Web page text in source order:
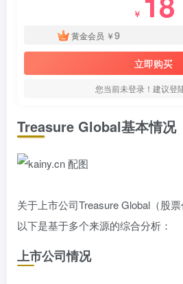
￥
黄金会员 ￥9
立即购买
您当前未登录！建议登
Treasure Global基本情况
关于上市公司Treasure Global（股
以下是基于多个来源的综合分析：
上市公司情况